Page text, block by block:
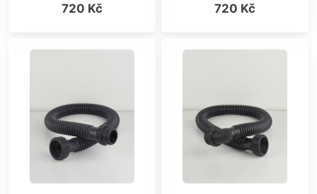
720 Kč
720 Kč